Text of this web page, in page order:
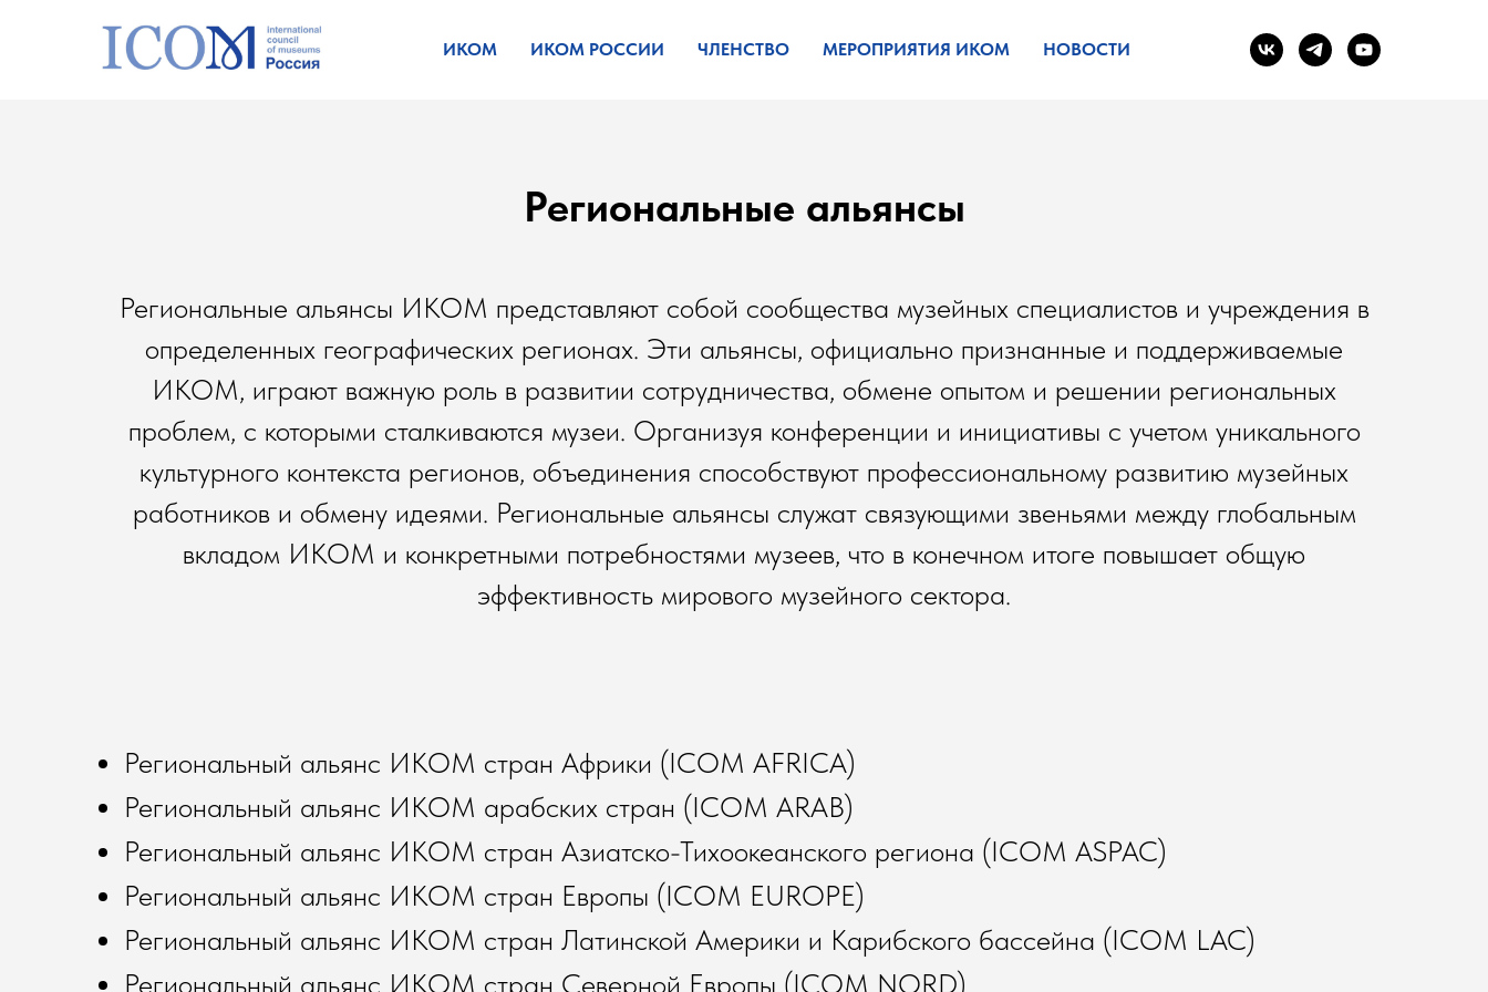
ИКОМ ИКОМ РОССИИ ЧЛЕНСТВО МЕРОПРИЯТИЯ ИКОМ НОВОСТИ
Региональные альянсы
Региональные альянсы ИКОМ представляют собой сообщества музейных специалистов и учреждения в
определенных географических регионах. Эти альянсы, официально признанные и поддерживаемые
ИКОМ, играют важную роль в развитии сотрудничества, обмене опытом и решении региональных
проблем, с которыми сталкиваются музеи. Организуя конференции и инициативы с учетом уникального
культурного контекста регионов, объединения способствуют профессиональному развитию музейных
работников и обмену идеями. Региональные альянсы служат связующими звеньями между глобальным
вкладом ИКОМ и конкретными потребностями музеев, что в конечном итоге повышает общую
эффективность мирового музейного сектора.
Региональный альянс ИКОМ стран Африки (ICOM AFRICA)
Региональный альянс ИКОМ арабских стран (ICOM ARAB)
Региональный альянс ИКОМ стран Азиатско-Тихоокеанского региона (ICOM ASPAC)
Региональный альянс ИКОМ стран Европы (ICOM EUROPE)
Региональный альянс ИКОМ стран Латинской Америки и Карибского бассейна (ICOM LAC)
Региональный альянс ИКОМ стран Северной Европы (ICOM NORD)